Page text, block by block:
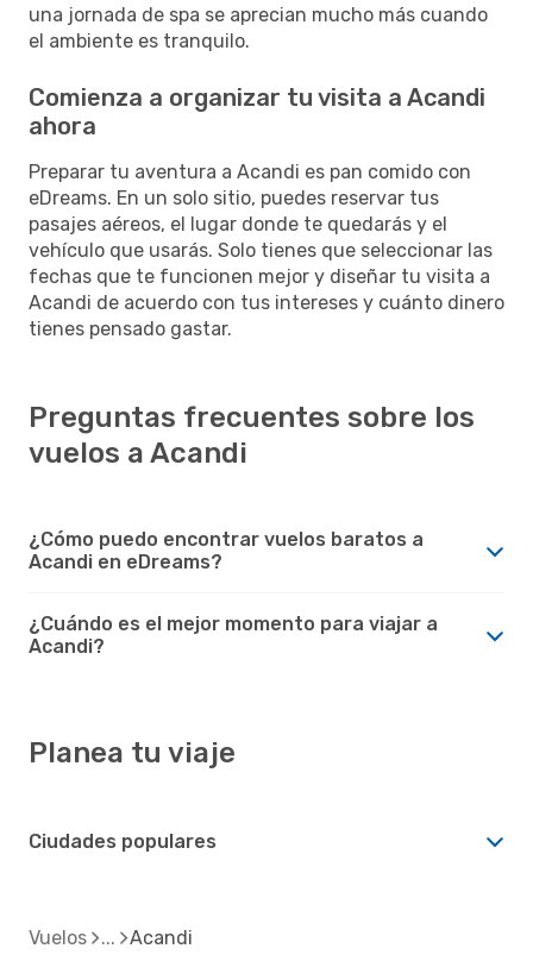
una jornada de spa se aprecian mucho más cuando
el ambiente es tranquilo.
Comienza a organizar tu visita a Acandi
ahora
Preparar tu aventura a Acandi es pan comido con
eDreams. En un solo sitio, puedes reservar tus
pasajes aéreos, el lugar donde te quedarás y el
vehículo que usarás. Solo tienes que seleccionar las
fechas que te funcionen mejor y diseñar tu visita a
Acandi de acuerdo con tus intereses y cuánto dinero
tienes pensado gastar.
Preguntas frecuentes sobre los
vuelos a Acandi
¿Cómo puedo encontrar vuelos baratos a
Acandi en eDreams?
¿Cuándo es el mejor momento para viajar a
Acandi?
Planea tu viaje
Ciudades populares
Vuelos Acandi